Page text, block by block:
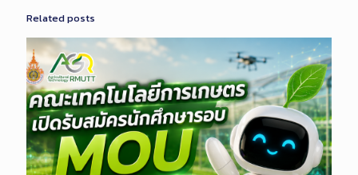
Related posts